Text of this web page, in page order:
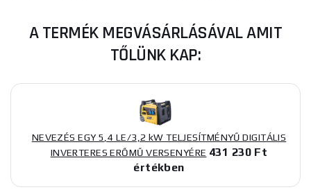
A TERMÉK MEGVÁSÁRLÁSÁVAL AMIT
TŐLÜNK KAP:
NEVEZÉS EGY 5,4 LE/3,2 kW TELJESÍTMÉNYŰ DIGITÁLIS
INVERTERES ERŐMŰ VERSENYÉRE 431 230 Ft
értékben